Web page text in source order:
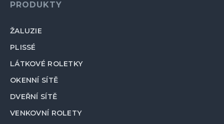
PRODUKTY
ŽALUZIE
PLISSÉ
LÁTKOVÉ ROLETKY
OKENNÍ SÍTĚ
DVEŘNÍ SÍTĚ
VENKOVNÍ ROLETY